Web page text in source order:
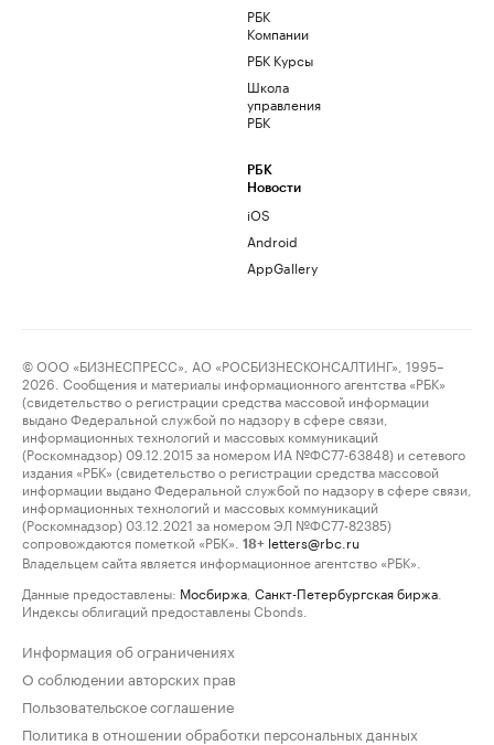
РБК
Компании
РБК Курсы
Школа
управления
РБК
РБК
Новости
iOS
Android
AppGallery
© ООО «БИЗНЕСПРЕСС», АО «РОСБИЗНЕСКОНСАЛТИНГ», 1995–
2026. Сообщения и материалы информационного агентства «РБК»
(свидетельство о регистрации средства массовой информации
выдано Федеральной службой по надзору в сфере связи,
информационных технологий и массовых коммуникаций
(Роскомнадзор) 09.12.2015 за номером ИА №ФС77-63848) и сетевого
издания «РБК» (свидетельство о регистрации средства массовой
информации выдано Федеральной службой по надзору в сфере связи,
информационных технологий и массовых коммуникаций
(Роскомнадзор) 03.12.2021 за номером ЭЛ №ФС77-82385)
сопровождаются пометкой «РБК».
18+ letters@rbc.ru
Владельцем сайта является информационное агентство «РБК».
Данные предоставлены: Мосбиржа Санкт-Петербургская биржа
Индексы облигаций предоставлены Cbonds.
Информация об ограничениях
О соблюдении авторских прав
Пользовательское соглашение
Политика в отношении обработки персональных данных